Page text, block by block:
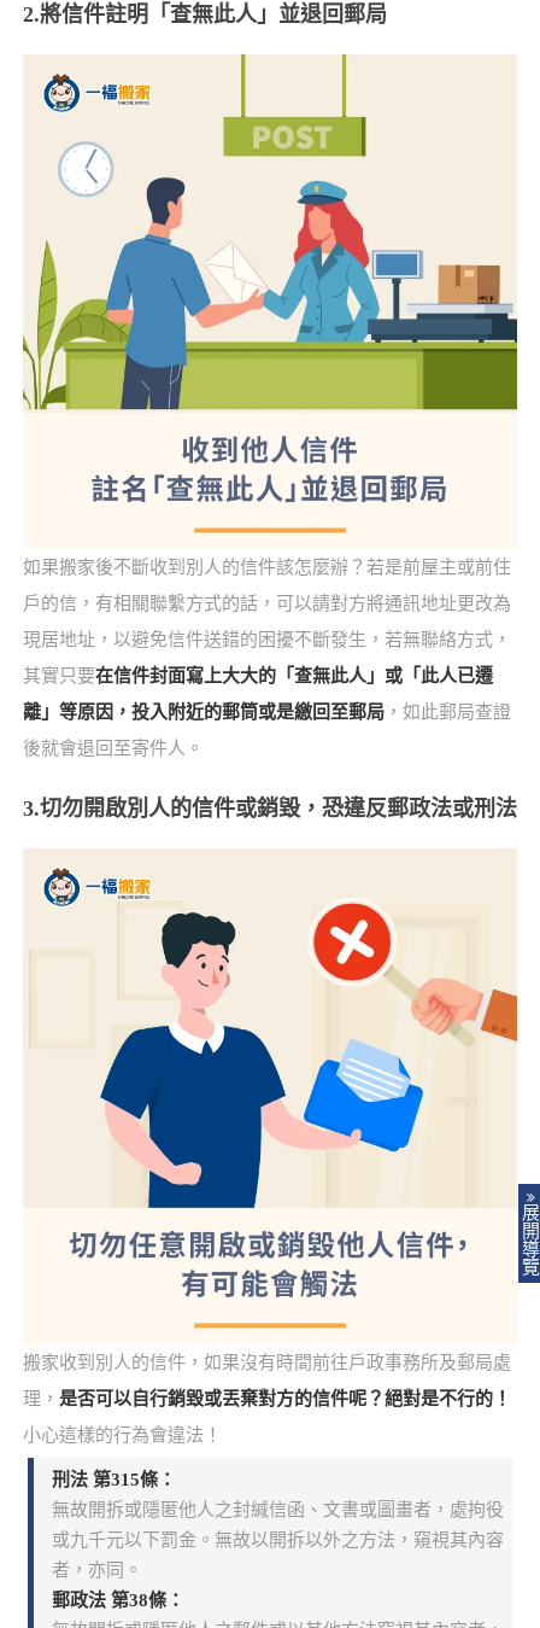
2.將信件註明「查無此人」並退回郵局
如果搬家後不斷收到別人的信件該怎麼辦？若是前屋主或前住
戶的信，有相關聯繫方式的話，可以請對方將通訊地址更改為
現居地址，以避免信件送錯的困擾不斷發生，若無聯絡方式，
其實只要在信件封面寫上大大的「查無此人」或「此人已遷
離」等原因，投入附近的郵筒或是繳回至郵局，如此郵局查證
後就會退回至寄件人。
3.切勿開啟別人的信件或銷毀，恐違反郵政法或刑法
搬家收到別人的信件，如果沒有時間前往戶政事務所及郵局處
理， 是否可以自行銷毀或丟棄對方的信件呢？絕對是不行的！
小心這樣的行為會違法！
刑法 第315條：
無故開拆或隱匿他人之封緘信函、文書或圖畫者，處拘役
或九千元以下罰金。無故以開拆以外之方法，窺視其內容
者，亦同。
郵政法 第38條：
展
開
導
覽